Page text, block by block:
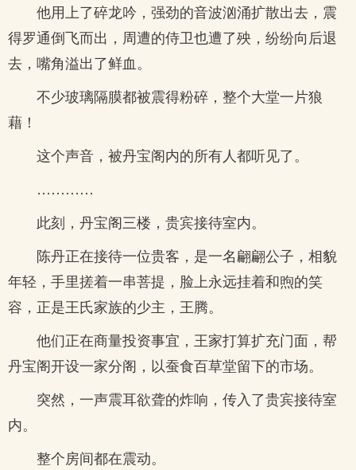
他用上了碎龙吟，强劲的音波汹涌扩散出去，震
得罗通倒飞而出，周遭的侍卫也遭了殃，纷纷向后退
去，嘴角溢出了鲜血。
不少玻璃隔膜都被震得粉碎，整个大堂一片狼
藉！
这个声音，被丹宝阁内的所有人都听见了。
…………
此刻，丹宝阁三楼，贵宾接待室内。
陈丹正在接待一位贵客，是一名翩翩公子，相貌
年轻，手里搓着一串菩提，脸上永远挂着和煦的笑
容，正是王氏家族的少主，王腾。
他们正在商量投资事宜，王家打算扩充门面，帮
丹宝阁开设一家分阁，以蚕食百草堂留下的市场。
突然，一声震耳欲聋的炸响，传入了贵宾接待室
内。
整个房间都在震动。